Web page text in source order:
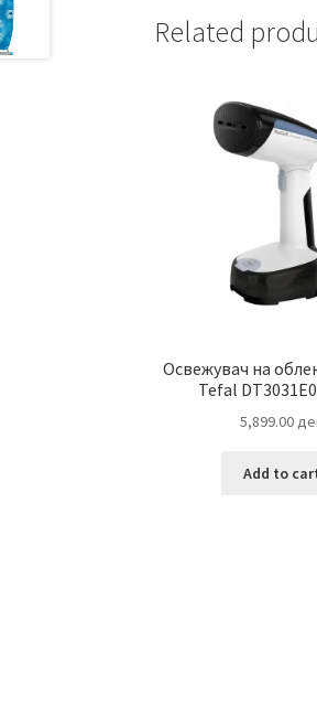
Related
Освежувач на
Tefal
5,899.00
Add to